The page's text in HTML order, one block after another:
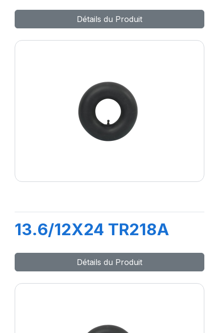
Détails du Produit
13.6/12X24 TR218A
Détails du Produit